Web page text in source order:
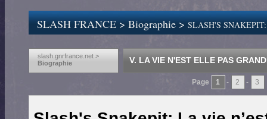
SLASH FRANCE>Biographie>SLASH'S SNAKEPIT:
slash.gnrfrance.net >
Biographie
V. LA VIE N'EST ELLE PAS
Page 1 - 2 - 3